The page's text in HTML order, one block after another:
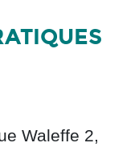
Waleffe 2,